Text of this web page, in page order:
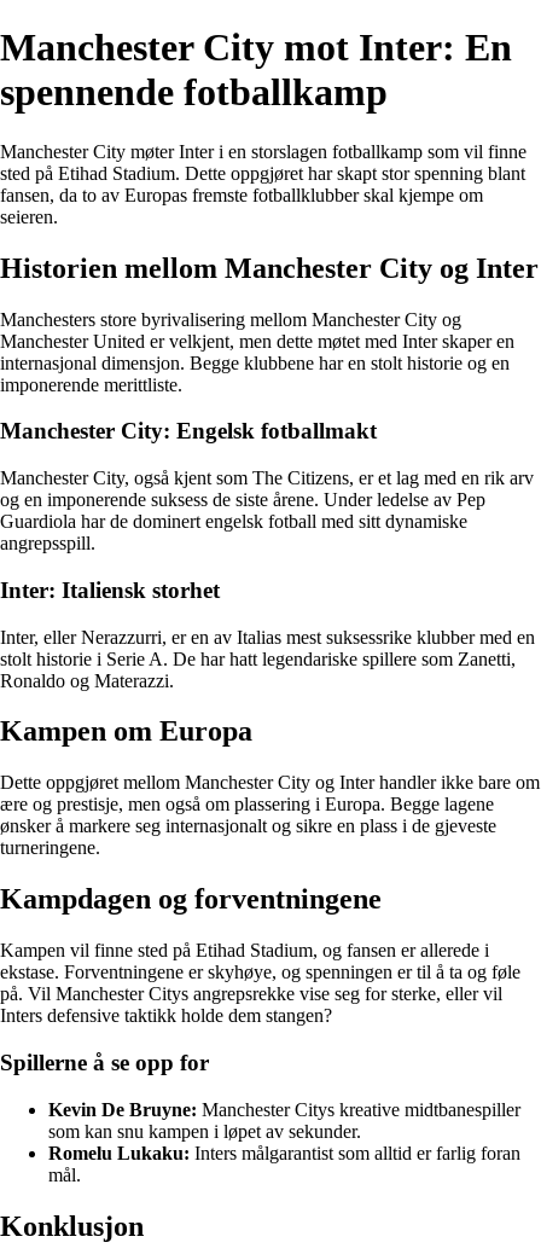
Manchester City mot Inter: En
spennende fotballkamp
Manchester City møter Inter i en storslagen fotballkamp som vil finne
sted på Etihad Stadium. Dette oppgjøret har skapt stor spenning blant
fansen, da to av Europas fremste fotballklubber skal kjempe om
seieren.
Historien mellom Manchester City og Inter
Manchesters store byrivalisering mellom Manchester City og
Manchester United er velkjent, men dette møtet med Inter skaper en
internasjonal dimensjon. Begge klubbene har en stolt historie og en
imponerende merittliste.
Manchester City: Engelsk fotballmakt
Manchester City, også kjent som The Citizens, er et lag med en rik arv
og en imponerende suksess de siste årene. Under ledelse av Pep
Guardiola har de dominert engelsk fotball med sitt dynamiske
angrepsspill.
Inter: Italiensk storhet
Inter, eller Nerazzurri, er en av Italias mest suksessrike klubber med en
stolt historie i Serie A. De har hatt legendariske spillere som Zanetti,
Ronaldo og Materazzi.
Kampen om Europa
Dette oppgjøret mellom Manchester City og Inter handler ikke bare om
ære og prestisje, men også om plassering i Europa. Begge lagene
ønsker å markere seg internasjonalt og sikre en plass i de gjeveste
turneringene.
Kampdagen og forventningene
Kampen vil finne sted på Etihad Stadium, og fansen er allerede i
ekstase. Forventningene er skyhøye, og spenningen er til å ta og føle
på. Vil Manchester Citys angrepsrekke vise seg for sterke, eller vil
Inters defensive taktikk holde dem stangen?
Spillerne å se opp for
Kevin De Bruyne: Manchester Citys kreative midtbanespiller
som kan snu kampen i løpet av sekunder.
Romelu Lukaku: Inters målgarantist som alltid er farlig foran
mål.
Konklusjon